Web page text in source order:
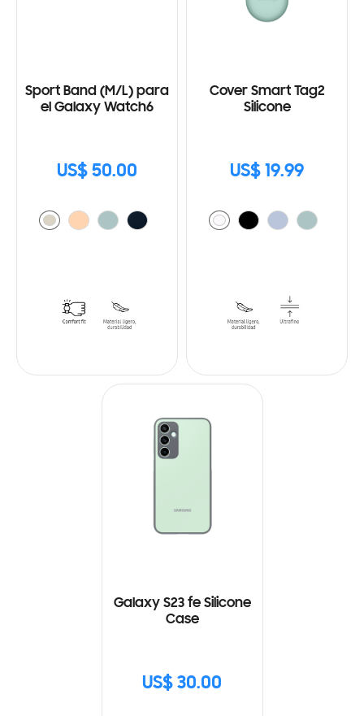
Sport Band (M/L) para
el Galaxy Watch6
US$ 50.00
Cover Smart Tag2
Silicone
US$ 19.99
Galaxy S23 fe Silicone
Case
US$ 30.00